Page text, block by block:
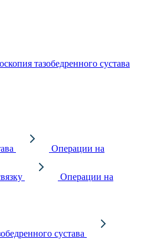
тазобедренного сустава
Операции на
Операции на
сустава